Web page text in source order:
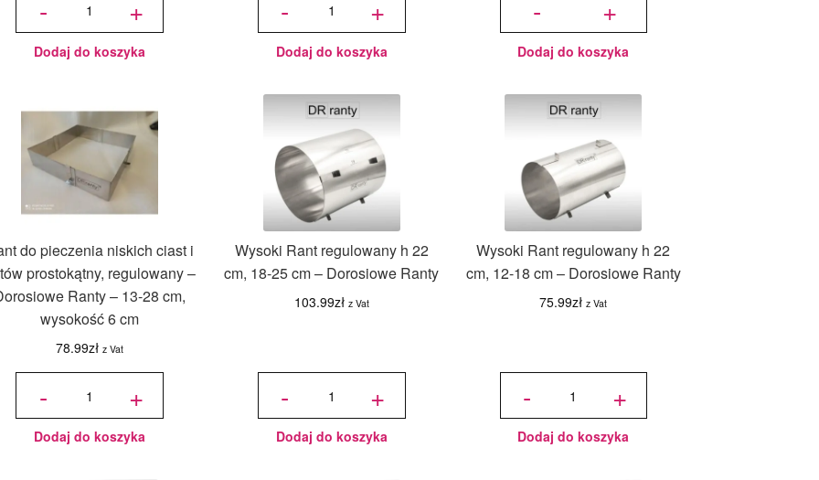
-
małych
tortów z
-
Dorosiowe
średnica
26-36 cm,
wysokość
+
Dodaj do koszyka
-
tortów i
ciast
Dorosiowe
Ranty -
31-42 cm,
wysokość
14 cm
+
Dodaj do koszyka
-
ciast
domowych
tortów z
podziałką
Dorosiowe
Ranty -
średnica
+
Dodaj do koszyka
do pieczenia niskich ciast i
prostokątny, regulowany –
Ranty – 13-28 cm,
wysokość 6 cm
78.99zł z Vat
-
ilość Rant
niskich ciast
i tortów
regulowany
- Dorosiowe
28 cm,
wysokość 6
cm
+
Dodaj do koszyka
Wysoki Rant regulowany h 22
cm, 18-25 cm – Dorosiowe Ranty
103.99zł z Vat
-
ilość
regulowany
h 22 cm,
Dorosiowe
Ranty
+
Dodaj do koszyka
Wysoki Rant regulowany h 22
cm, 12-18 cm – Dorosiowe Ranty
75.99zł z Vat
-
ilość
regulowany
h 22 cm,
Dorosiowe
Ranty
+
Dodaj do koszyka